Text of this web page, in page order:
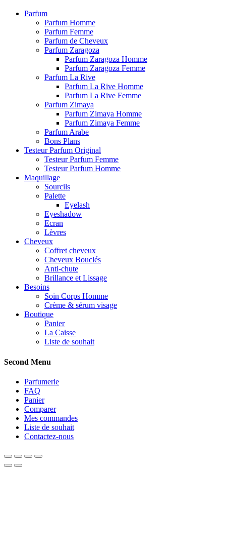
Parfum
Parfum Homme
Parfum Femme
Parfum de Cheveux
Parfum Zaragoza
Parfum Zaragoza Homme
Parfum Zaragoza Femme
Parfum La Rive
Parfum La Rive Homme
Parfum La Rive Femme
Parfum Zimaya
Parfum Zimaya Homme
Parfum Zimaya Femme
Parfum Arabe
Bons Plans
Testeur Parfum Original
Testeur Parfum Femme
Testeur Parfum Homme
Maquillage
Sourcils
Palette
Eyelash
Eyeshadow
Ecran
Lèvres
Cheveux
Coffret cheveux
Cheveux Bouclés
Anti-chute
Brillance et Lissage
Besoins
Soin Corps Homme
Crème & sérum visage
Boutique
Panier
La Caisse
Liste de souhait
Second Menu
Parfumerie
FAQ
Panier
Comparer
Mes commandes
Liste de souhait
Contactez-nous